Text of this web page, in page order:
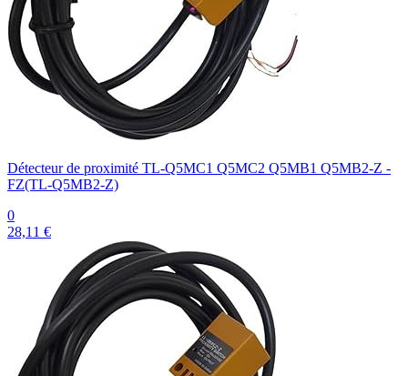
Détecteur de proximité TL-Q5MC1 Q5MC2 Q5MB1 Q5MB2-Z -
FZ(TL-Q5MB2-Z)
0
28,11 €